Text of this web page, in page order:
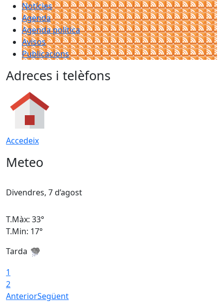
Notícies
Agenda
Agenda política
Avisos
Publicacions
Adreces i telèfons
Accedeix
Meteo
Divendres, 7 d’agost
T.Màx: 33°
T.Min: 17°
Tarda
1
2
AnteriorSegüent